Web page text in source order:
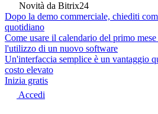
Novità da Bitrix24
Dopo la demo commerciale, chiediti
quotidiano
Come usare il calendario del primo
l'utilizzo di un nuovo software
Un'interfaccia semplice è un vantaggio
costo elevato
Inizia gratis
Accedi